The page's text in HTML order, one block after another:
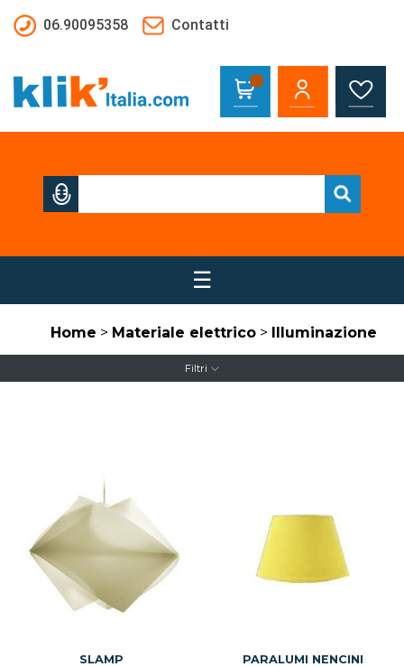
06.90095358
Contatti
☰
Home > Materiale elettrico > Illuminazione
Filtri
SLAMP PARALUMI NENCINI